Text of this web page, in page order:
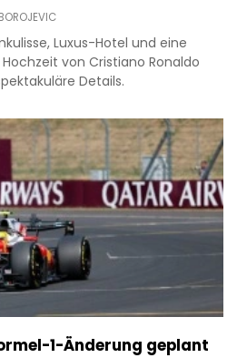
Luxus-Hotel und eine
von Cristiano Ronaldo
Details.
1-Änderung geplant